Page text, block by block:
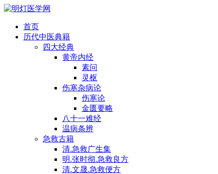
首页
历代中医典籍
四大经典
黄帝内经
素问
灵枢
伤寒杂病论
伤寒论
金匮要略
八十一难经
温病条辨
急救古籍
清.急救广生集
明.张时彻.急救良方
清.文晟.急救便方